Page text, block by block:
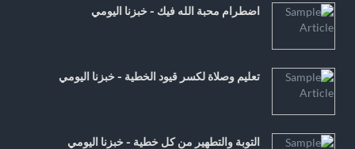
اضطرام محبة الله فيك - خبزنا اليومي
تعليم وصلاة لكسر قيود الخطية - خبزنا اليومي
التوبة والتطهير من كل خطية - خبزنا اليومي